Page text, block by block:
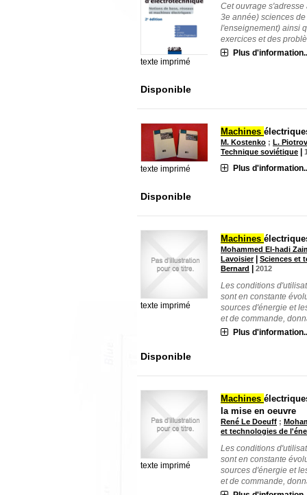
texte imprimé
Cet ouvrage s'adresse
3e année) sciences
l'enseignement) ainsi
exercices et des
Plus
Disponible
texte imprimé
Machines
M. Kostenko ;L.
Technique soviétique |
Plus
Disponible
texte imprimé
Machines
Mohammed El-hadi
Lavoisier|Sciences et
Bernard |2012
Les conditions
sont en constante
sources d'énergie et
et de commande,
Plus
Disponible
texte imprimé
Machines
la mise en oeuvre
René Le Doeuff ;
et technologies de
Les conditions
sont en constante
sources d'énergie et
et de commande,